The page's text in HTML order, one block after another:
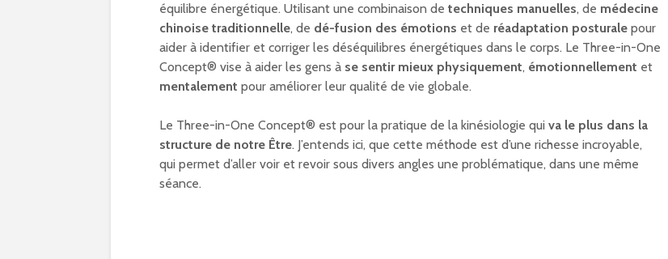
équilibre énergétique. Utilisant une combinaison de techniques manuelles, de médecine
chinoise traditionnelle, de dé-fusion des émotions et de réadaptation posturale pour
aider à identifier et corriger les déséquilibres énergétiques dans le corps. Le Three-in-One
Concept® vise à aider les gens à se sentir mieux physiquement, émotionnellement et
mentalement pour améliorer leur qualité de vie globale.
Le Three-in-One Concept® est pour la pratique de la kinésiologie qui va le plus dans la
structure de notre Être. J’entends ici, que cette méthode est d’une richesse incroyable,
qui permet d’aller voir et revoir sous divers angles une problématique, dans une même
séance.